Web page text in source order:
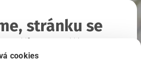
cookies
stránku se